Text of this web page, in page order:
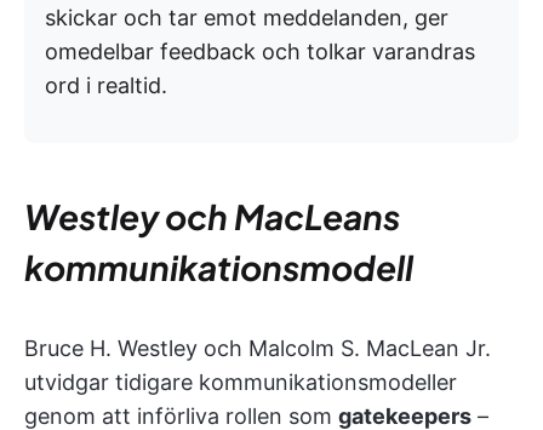
skickar och tar emot meddelanden, ger
omedelbar feedback och tolkar varandras
ord i realtid.
Westley och MacLeans
kommunikationsmodell
Bruce H. Westley och Malcolm S. MacLean Jr.
utvidgar tidigare kommunikationsmodeller
genom att införliva rollen som gatekeepers –